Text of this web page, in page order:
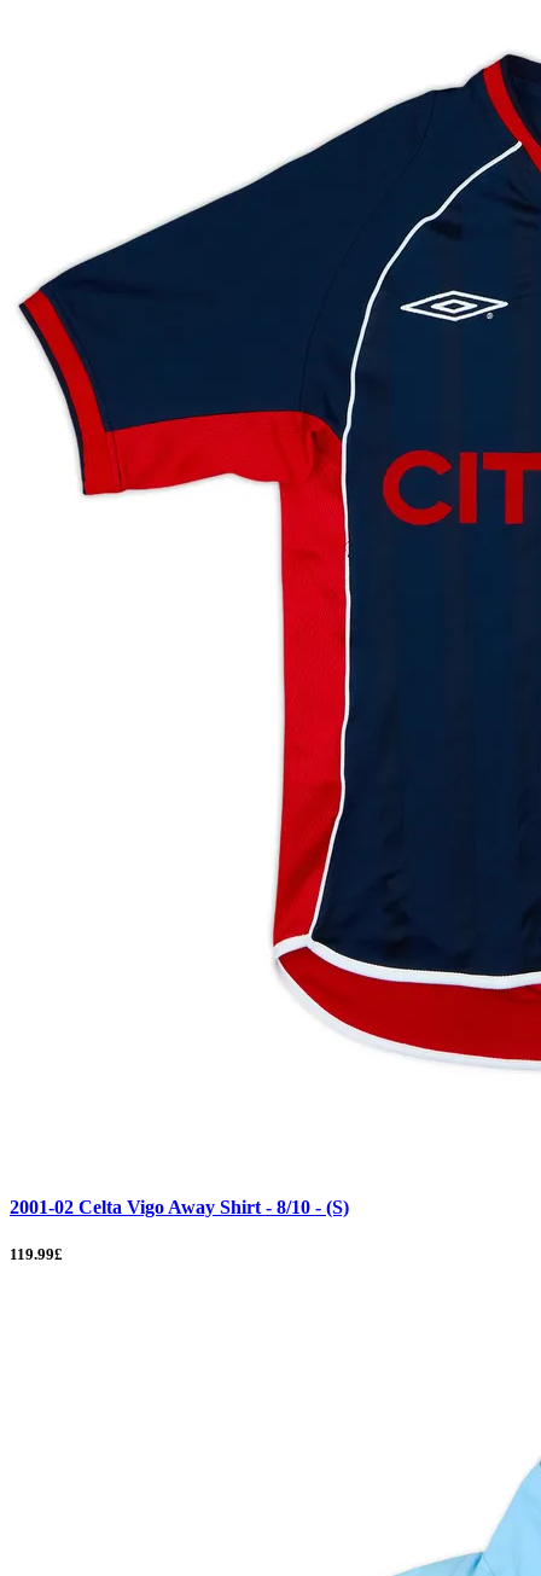
2001-02 Celta Vigo Away Shirt - 8/10 - (S)
119.99£